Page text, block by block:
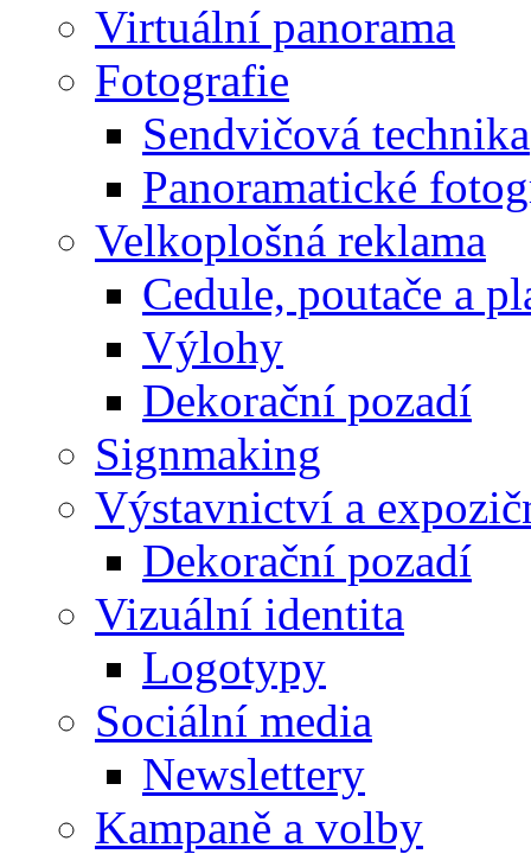
Virtuální panorama
Fotografie
Sendvičová technika
Panoramatické
Velkoplošná reklama
Cedule, poutače a
Výlohy
Dekorační pozadí
Signmaking
Výstavnictví a
Dekorační pozadí
Vizuální identita
Logotypy
Sociální media
Newslettery
Kampaně a volby